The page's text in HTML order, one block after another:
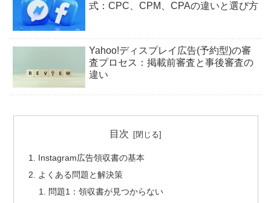
式：CPC、CPM、CPAの違いと選び方
Yahoo!ディスプレイ広告(予約型)の審
査プロセス：掲載前審査と事後審査の
違い
目次
Instagram広告領収書の基本
よくある問題と解決策
問題1：領収書が見つからない